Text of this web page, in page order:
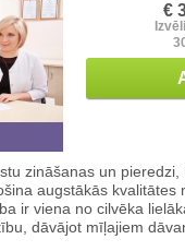
€
zināšanas un pieredzi,
augstākās kvalitātes
ir viena no cilvēka
dāvājot mīļajiem